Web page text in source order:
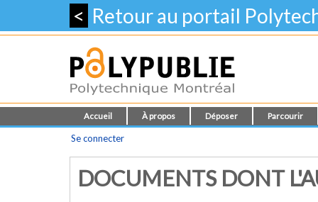
< Retour au portail
Accueil À propos Déposer Parcourir
Se connecter
DOCUMENTS DONT